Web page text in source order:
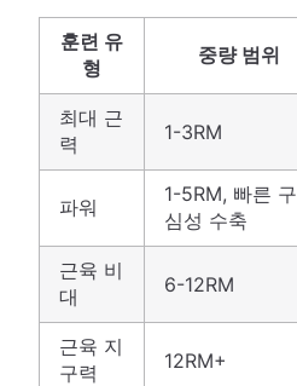
훈련 유
형
중량 범위
최대 근
력
1-3RM
파워
1-5RM, 빠른 구
심성 수축
근육 비
대
6-12RM
근육 지
구력
12RM+